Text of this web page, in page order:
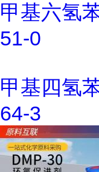
甲基六氢
51-0
甲基四氢
64-3